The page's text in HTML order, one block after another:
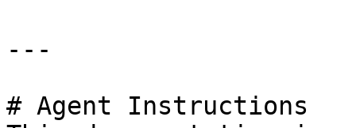
---
# Agent Instructions